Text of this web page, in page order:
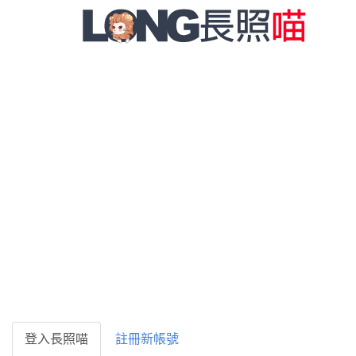
登入長照喵 註冊新帳號